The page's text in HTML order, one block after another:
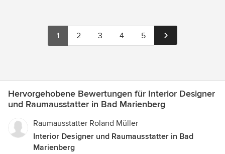
1 2 3 4 5
Hervorgehobene Bewertungen für Interior Designer
und Raumausstatter in Bad Marienberg
Raumausstatter Roland Müller
Interior Designer und Raumausstatter in Bad
Marienberg